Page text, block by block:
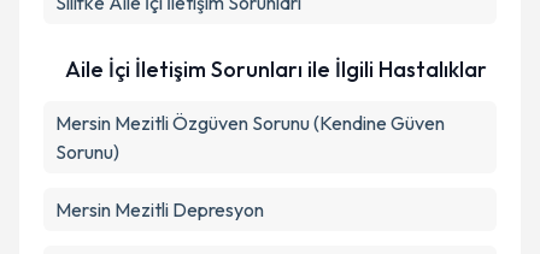
Aile İçi İletişim Sorunları ile İlgili Hastalıklar
Mersin Mezitli Özgüven Sorunu (Kendine Güven
Sorunu)
Mersin Mezitli Depresyon